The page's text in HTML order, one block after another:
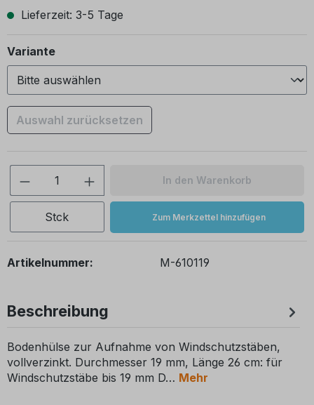
Lieferzeit: 3-5 Tage
Varianteauswählen
Auswahl zurücksetzen
Produkt Anzahl: Gib den gewünschten
In den Warenkorb
Stck Zum Merkzettel hinzufügen
Artikelnummer: M-610119
Beschreibung
Bodenhülse zur Aufnahme von Windschutzstäben,
vollverzinkt. Durchmesser 19 mm, Länge 26 cm: für
Windschutzstäbe bis 19 mm D Mehr